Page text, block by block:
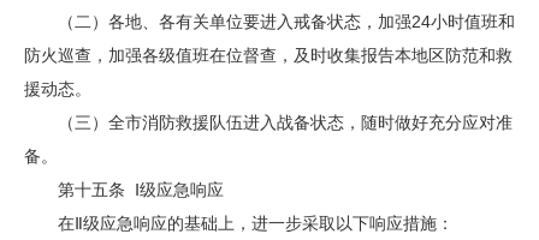
（二）各地、各有关单位要进入戒备状态，加强24小时值班和
防火巡查，加强各级值班在位督查，及时收集报告本地区防范和救
援动态。
（三）全市消防救援队伍进入战备状态，随时做好充分应对准
备。
第十五条 Ⅰ级应急响应
在Ⅱ级应急响应的基础上，进一步采取以下响应措施：